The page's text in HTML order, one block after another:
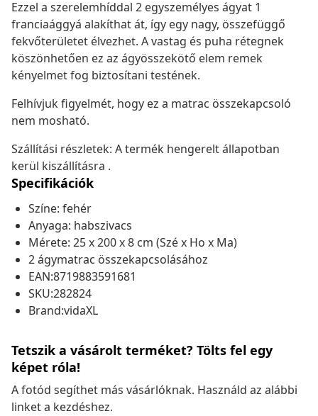
Ezzel a szerelemhíddal 2 egyszemélyes ágyat 1
franciaággyá alakíthat át, így egy nagy, összefüggő
fekvőterületet élvezhet. A vastag és puha rétegnek
köszönhetően ez az ágyösszekötő elem remek
kényelmet fog biztosítani testének.
Felhívjuk figyelmét, hogy ez a matrac összekapcsoló
nem mosható.
Szállítási részletek: A termék hengerelt állapotban
kerül kiszállításra .
Specifikációk
Színe: fehér
Anyaga: habszivacs
Mérete: 25 x 200 x 8 cm (Szé x Ho x Ma)
2 ágymatrac összekapcsolásához
EAN:8719883591681
SKU:282824
Brand:vidaXL
Tetszik a vásárolt terméket? Tölts fel egy
képet róla!
A fotód segíthet más vásárlóknak. Használd az alábbi
linket a kezdéshez.